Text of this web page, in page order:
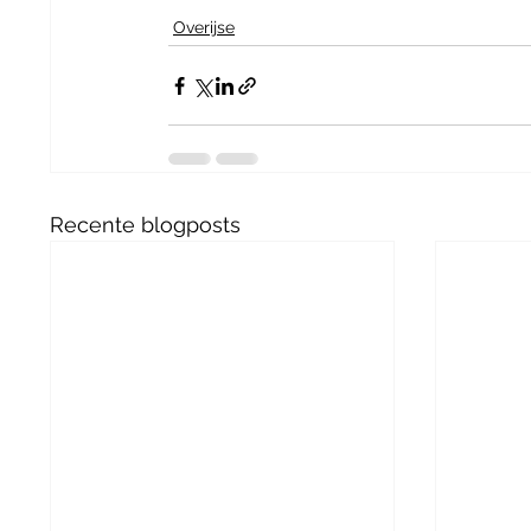
Overijse
Recente blogposts